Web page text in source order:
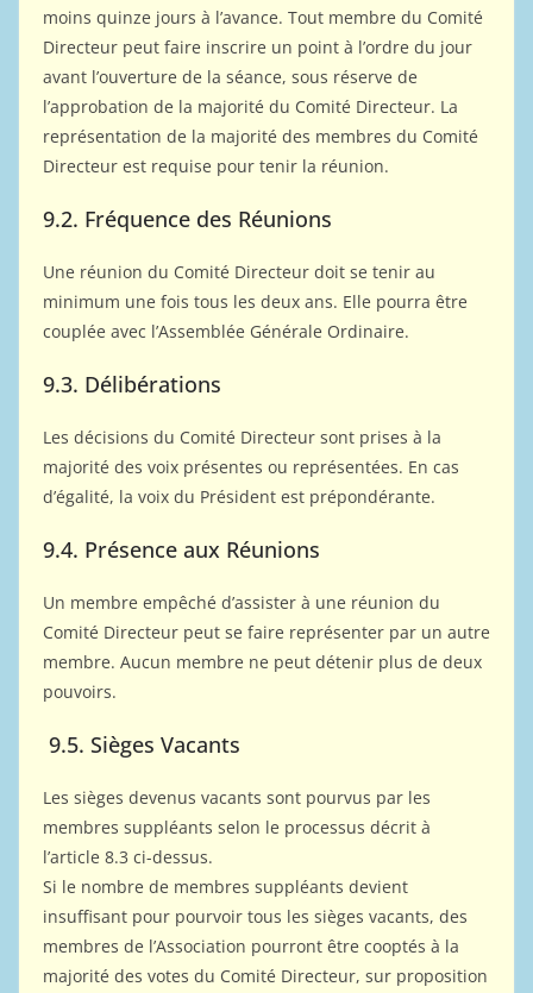
moins quinze jours à l’avance. Tout membre du Comité
Directeur peut faire inscrire un point à l’ordre du jour
avant l’ouverture de la séance, sous réserve de
l’approbation de la majorité du Comité Directeur. La
représentation de la majorité des membres du Comité
Directeur est requise pour tenir la réunion.
9.2. Fréquence des Réunions
Une réunion du Comité Directeur doit se tenir au
minimum une fois tous les deux ans. Elle pourra être
couplée avec l’Assemblée Générale Ordinaire.
9.3. Délibérations
Les décisions du Comité Directeur sont prises à la
majorité des voix présentes ou représentées. En cas
d’égalité, la voix du Président est prépondérante.
9.4. Présence aux Réunions
Un membre empêché d’assister à une réunion du
Comité Directeur peut se faire représenter par un autre
membre. Aucun membre ne peut détenir plus de deux
pouvoirs.
9.5. Sièges Vacants
Les sièges devenus vacants sont pourvus par les
membres suppléants selon le processus décrit à
l’article 8.3 ci-dessus.
Si le nombre de membres suppléants devient
insuffisant pour pourvoir tous les sièges vacants, des
membres de l’Association pourront être cooptés à la
majorité des votes du Comité Directeur, sur proposition